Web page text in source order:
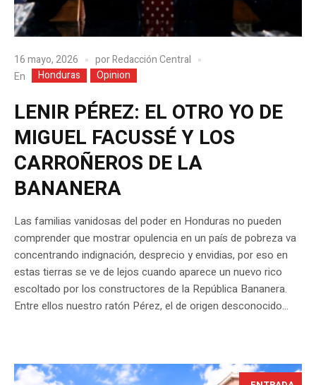
16 mayo, 2026 porRedacción Central
En
Honduras Opinion
LENIR PÉREZ: EL OTRO YO DE
MIGUEL FACUSSÉ Y LOS
CARROÑEROS DE LA
BANANERA
Las familias vanidosas del poder en Honduras no pueden
comprender que mostrar opulencia en un país de pobreza va
concentrando indignación, desprecio y envidias, por eso en
estas tierras se ve de lejos cuando aparece un nuevo rico
escoltado por los constructores de la República Bananera.
Entre ellos nuestro ratón Pérez, el de origen desconocido...